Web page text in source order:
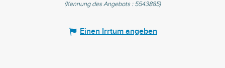
(Kennung des Angebots : 5543885)
Einen Irrtum angeben